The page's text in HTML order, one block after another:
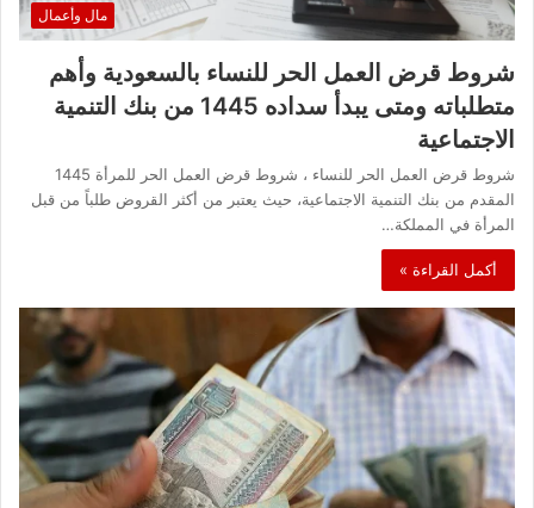
مال وأعمال
شروط قرض العمل الحر للنساء بالسعودية وأهم
متطلباته ومتى يبدأ سداده 1445 من بنك التنمية
الاجتماعية
شروط قرض العمل الحر للنساء ، شروط قرض العمل الحر للمرأة 1445
المقدم من بنك التنمية الاجتماعية، حيث يعتبر من أكثر القروض طلباً من قبل
المرأة في المملكة…
أكمل القراءة »